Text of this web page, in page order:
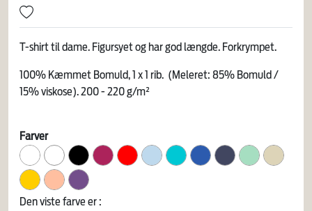
T-shirt til dame. Figursyet og har god længde. Forkrympet.
100% Kæmmet Bomuld, 1 x 1 rib. (Meleret: 85% Bomuld /
15% viskose). 200 - 220 g/m²
Farver
Den viste farve er :